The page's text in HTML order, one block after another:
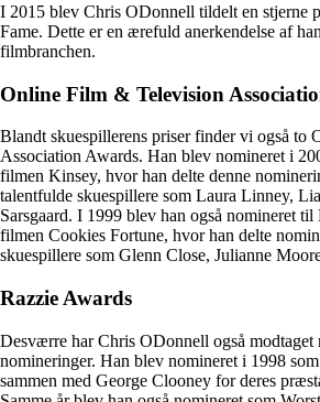
I 2015 blev Chris ODonnell tildelt en stjerne
Fame. Dette er en ærefuld anerkendelse af
filmbranchen.
Online Film & Television
Blandt skuespillerens priser finder vi også to
Association Awards. Han blev nomineret i
filmen Kinsey, hvor han delte denne
talentfulde skuespillere som Laura Linney,
Sarsgaard. I 1999 blev han også nomineret
filmen Cookies Fortune, hvor han delte
skuespillere som Glenn Close, Julianne
Razzie Awards
Desværre har Chris ODonnell også modtaget
nomineringer. Han blev nomineret i 1998
sammen med George Clooney for deres